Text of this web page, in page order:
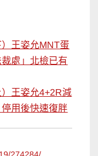
）王姿允MNT蛋
處」北檢已有
）王姿允4+2R減
用後快速復胖
274284/